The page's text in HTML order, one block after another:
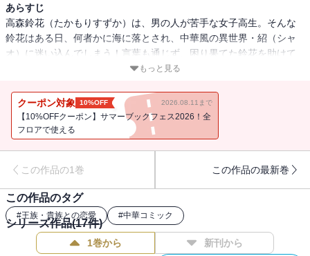
あらすじ
高森鈴花（たかもりすずか）は、男の人が苦手な女子高生。そんな
鈴花はある日、何者かに海に落とされ、中華風の異世界・紹（シャ
オ）に迷い込んでしまう！言葉も通じず、困り果てた鈴花を助けて
くれたのは、天真爛漫な少年・高星（ガオシン）と妖艶な美青年・
だった。優しく接してくれる高星と永陽に、次第に親しみを感じて
いく鈴花。そんな時、突然、高星にプロポーズされて―!?時をかける
運命の中華ロマンス！
もっと見る
クーポン対象 10%OFF 2026.08.11まで
【10%OFFクーポン】サマーブックフェス2026！全
フロアで使える
この作品の1巻 この作品の最新巻
この作品のタグ
#王族・貴族との恋愛 #中華コミック
シリーズ作品(17件)
1巻から 新刊から